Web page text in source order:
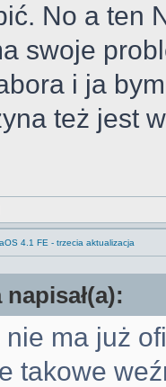
No a ten
swoje
i ja
też jest
4.1 FE - trzecia aktualizacja
napisał(a):
nie ma już
takowe